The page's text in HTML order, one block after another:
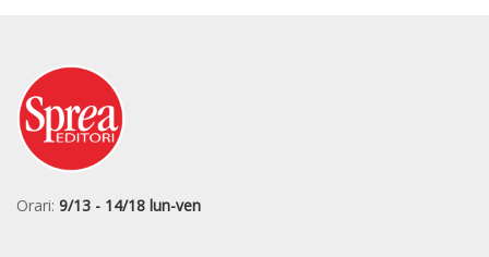
Orari: 9/13 - 14/18 lun-ven